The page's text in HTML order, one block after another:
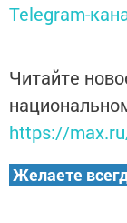
Telegram-
Читайте
https://
Желаете